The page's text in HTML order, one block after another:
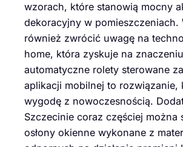
wzorach, które stanowią mocny
dekoracyjny w pomieszczeniach.
również zwrócić uwagę na
home, która zyskuje na
automatyczne rolety sterowane
aplikacji mobilnej to rozwiązanie,
wygodę z nowoczesnością.
Szczecinie coraz częściej można
osłony okienne wykonane z